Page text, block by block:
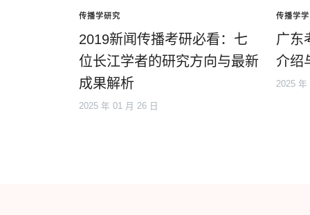
传播学研究
2019新闻传播考研必看：七
位长江学者的研究方向与最新
成果解析
2025 年 01 月 26 日
传播学
广东
介绍
2025 年